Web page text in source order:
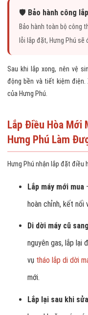
🛡️ Bảo hành công
Bảo hành toàn bộ công
lỗi lắp đặt, Hưng Phú sẽ
Sau khi lắp xong, nên vệ
động bền và tiết kiệm điện.
của Hưng Phú.
Lắp Điều Hòa Mới
Hưng Phú Làm
Hưng Phú nhận lắp đặt điều
Lắp máy mới mua
hoàn chỉnh, kết nối
Di dời máy cũ
nguyên gas, lắp lại
vụ tháo lắp di dời
mới.
Lắp lại sau khi